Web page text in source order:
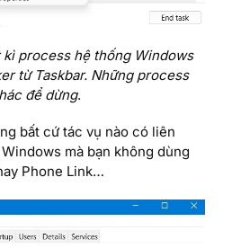
kì process hệ thống Windows
từ Taskbar. Những process
để dừng.
bất cứ tác vụ nào có liên
mà bạn không dùng
Phone Link…